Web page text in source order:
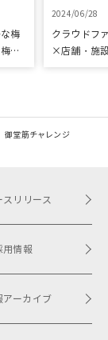
梅
園
2024/06/28
クラウドフ
×店舗・施
トをピック
紹介
御堂筋チャレンジ
スリリース
用情報
アーカイブ